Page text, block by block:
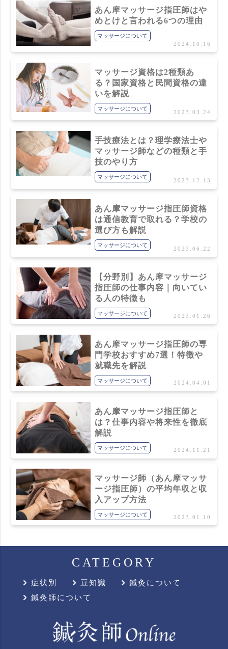
あん摩マッサージ指圧師はや
めとけと言われる6つの理由
マッサージについて
2024.10.16
マッサージ資格は2種類あ
る？国家資格と民間資格の違
いを解説
マッサージについて
2023.03.24
手技療法とは？理学療法士や
マッサージ師などの種類と手
技のやり方
マッサージについて
2023.12.13
あん摩マッサージ指圧師資格
は通信教育で取れる？学校の
選び方も解説
マッサージについて
2023.06.22
【分野別】あん摩マッサージ
指圧師の仕事内容｜向いてい
る人の特徴も
マッサージについて 2023.01.26
あん摩マッサージ指圧師の専
門学校おすすめ7選！特徴や
就職先を解説
マッサージについて 2024.04.01
あん摩マッサージ指圧師と
は？仕事内容や将来性を徹底
解説
マッサージについて 2024.11.21
マッサージ師（あん摩マッサ
ージ指圧師）の平均年収と収
入アップ方法
マッサージについて 2023.01.10
CATEGORY
症状別 豆知識
鍼灸について
鍼灸師について